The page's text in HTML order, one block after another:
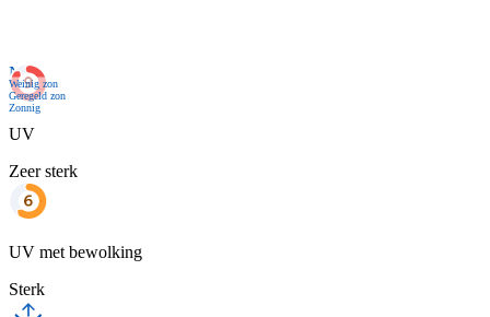
Nu
Weinig zon
Geregeld zon
Zonnig
UV
Zeer sterk
UV met bewolking
Sterk